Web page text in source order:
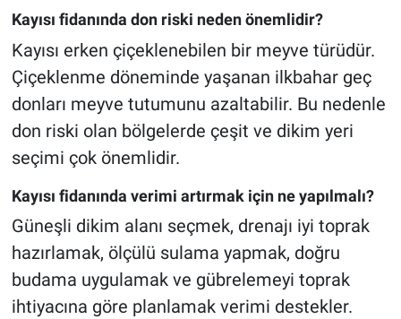
Kayısı fidanında don riski neden önemlidir?
Kayısı erken çiçeklenebilen bir meyve türüdür.
Çiçeklenme döneminde yaşanan ilkbahar geç
donları meyve tutumunu azaltabilir. Bu nedenle
don riski olan bölgelerde çeşit ve dikim yeri
seçimi çok önemlidir.
Kayısı fidanında verimi artırmak için ne yapılmalı?
Güneşli dikim alanı seçmek, drenajı iyi toprak
hazırlamak, ölçülü sulama yapmak, doğru
budama uygulamak ve gübrelemeyi toprak
ihtiyacına göre planlamak verimi destekler.